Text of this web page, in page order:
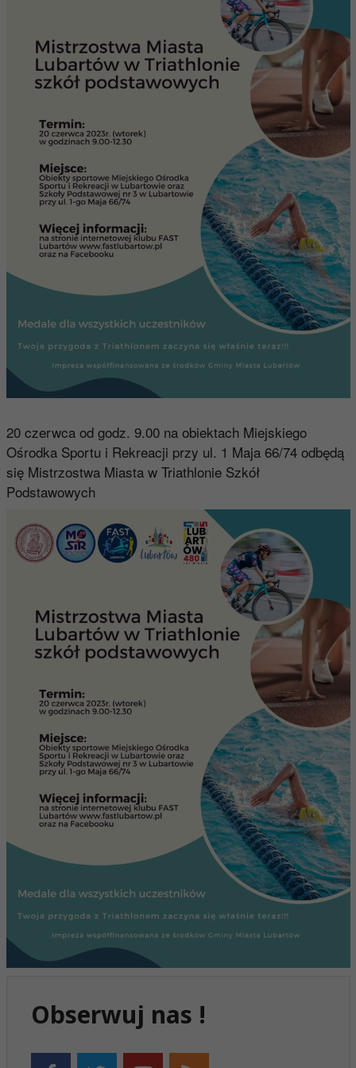
20 czerwca od godz. 9.00 na obiektach Miejskiego
Ośrodka Sportu i Rekreacji przy ul. 1 Maja 66/74 odbędą
się Mistrzostwa Miasta w Triathlonie Szkół
Podstawowych
Obserwuj nas !